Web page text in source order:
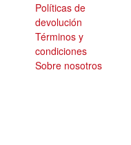
Políticas de
devolución
Términos y
condiciones
Sobre nosotros